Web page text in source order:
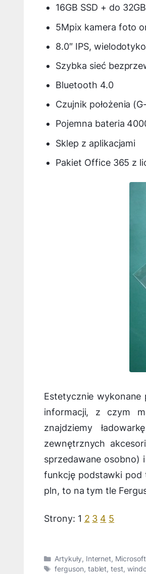
16GB SSD + do
5Mpix kamera foto
8.0″ IPS,
Szybka sieć
Bluetooth 4.0
Czujnik położenia
Pojemna bateria
Sklep z aplikacjami
Pakiet Office 365 z
Estetycznie wykonane
informacji, z czym
znajdziemy
zewnętrznych
sprzedawane osobno)
funkcję podstawki pod
pln, to na tym tle
Strony: 1 2 3 4 5
Kategorie
Artykuły, Internet, Microsoft
Tagi
ferguson, tablet,test,